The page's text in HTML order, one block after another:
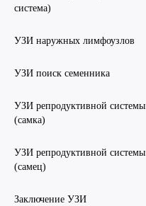
система)
УЗИ наружных лимфоузлов
УЗИ поиск семенника
УЗИ репродуктивной системы
(самка)
УЗИ репродуктивной системы
(самец)
Заключение УЗИ